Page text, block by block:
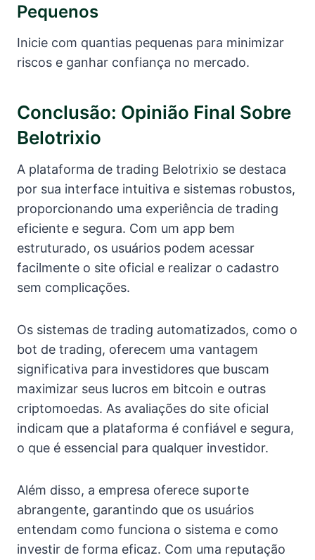
Pequenos
Inicie com quantias pequenas para minimizar
riscos e ganhar confiança no mercado.
Conclusão: Opinião Final Sobre
Belotrixio
A plataforma de trading Belotrixio se destaca
por sua interface intuitiva e sistemas robustos,
proporcionando uma experiência de trading
eficiente e segura. Com um app bem
estruturado, os usuários podem acessar
facilmente o site oficial e realizar o cadastro
sem complicações.
Os sistemas de trading automatizados, como o
bot de trading, oferecem uma vantagem
significativa para investidores que buscam
maximizar seus lucros em bitcoin e outras
criptomoedas. As avaliações do site oficial
indicam que a plataforma é confiável e segura,
o que é essencial para qualquer investidor.
Além disso, a empresa oferece suporte
abrangente, garantindo que os usuários
entendam como funciona o sistema e como
investir de forma eficaz. Com uma reputação